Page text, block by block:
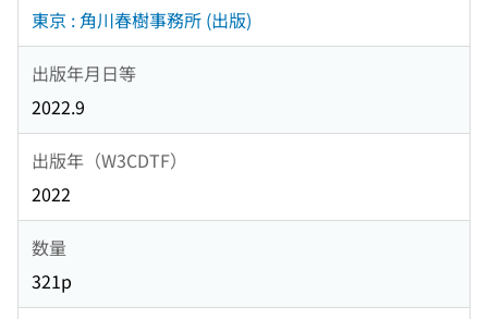
東京 : 角川春樹事務所 (出版)
出版年月日等
2022.9
出版年（W3CDTF）
2022
数量
321p